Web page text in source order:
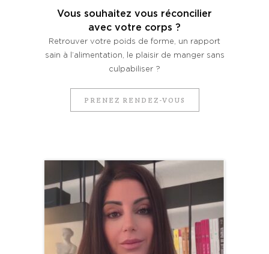
Vous souhaitez vous réconcilier
avec votre corps ?
Retrouver votre poids de forme, un rapport
sain à l’alimentation, le plaisir de manger sans
culpabiliser ?
PRENEZ RENDEZ-VOUS